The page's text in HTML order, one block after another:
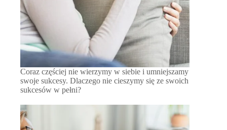
Coraz częściej nie wierzymy w siebie i umniejszamy
swoje sukcesy. Dlaczego nie cieszymy się ze swoich
sukcesów w pełni?